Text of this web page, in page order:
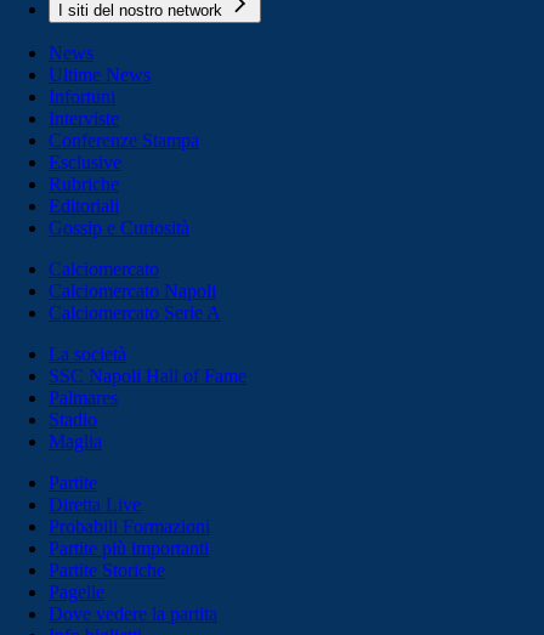
I siti del nostro network
News
Ultime News
Infortuni
Interviste
Conferenze Stampa
Esclusive
Rubriche
Editoriali
Gossip e Curiosità
Calciomercato
Calciomercato Napoli
Calciomercato Serie A
La società
SSC Napoli Hall of Fame
Palmares
Stadio
Maglia
Partite
Diretta Live
Probabili Formazioni
Partite più importanti
Partite Storiche
Pagelle
Dove vedere la partita